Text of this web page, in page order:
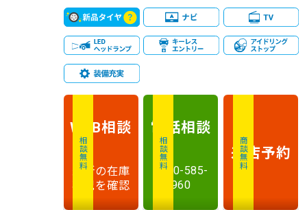
相談無料
WEB相談
最新の在庫
状況を確認
相談無料
電話相談
0120-585-
960
商談無料
来店予約